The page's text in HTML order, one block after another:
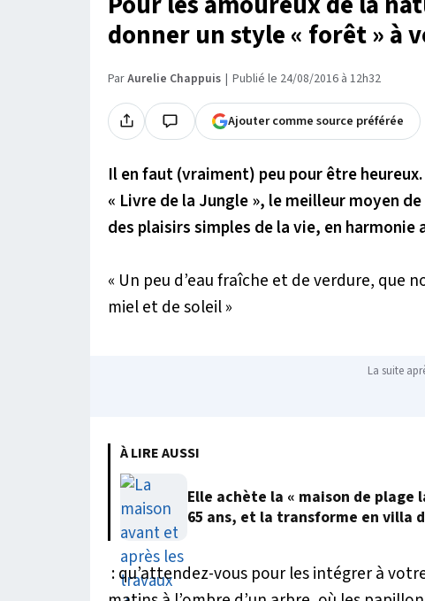
donner un style « forêt » à
ParAurelie Chappuis Publié le 24/08/2016 à 12h32
Ajouter comme source préférée
Il en faut (vraiment) peu pour être
« Livre de la Jungle », le meilleur moyen
des plaisirs simples de la vie, en harmonie
« Un peu d’eau fraîche et de verdure, que
miel et de soleil »
La suite
À LIRE AUSSI
Elle achète la « maison de plage
65 ans, et la transforme en villa
: qu’attendez-vous pour les intégrer à